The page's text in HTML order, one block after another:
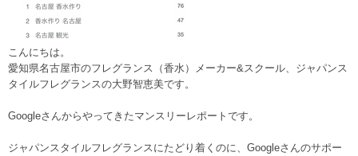
こんにちは。
愛知県名古屋市のフレグランス（香水）メーカー&スクール、ジャパンス
タイルフレグランスの大野智恵美です。
Googleさんからやってきたマンスリーレポートです。
ジャパンスタイルフレグランスにたどり着くのに、Googleさんのサポー